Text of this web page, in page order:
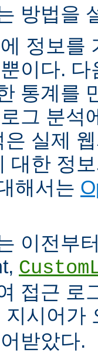
방법을
정보를
이다.
통계를
그 분석
실제
대한 정
해서는
이전부
접근 로
지시어가
받았다.